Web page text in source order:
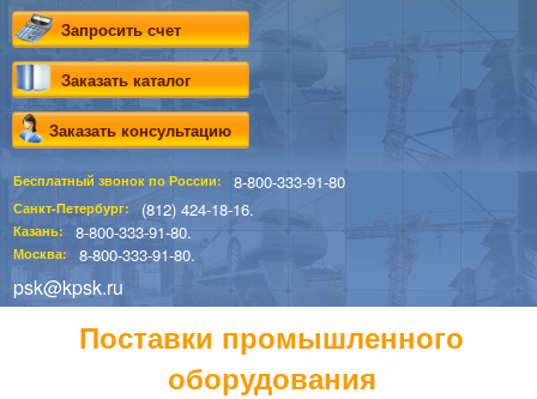
Запросить счет
Заказать каталог
Заказать консультацию
Бесплатный звонок по России: 8-800-333-91-80
Санкт-Петербург: (812) 424-18-16.
Казань: 8-800-333-91-80.
Москва: 8-800-333-91-80.
psk@kpsk.ru
Поставки промышленного
оборудования